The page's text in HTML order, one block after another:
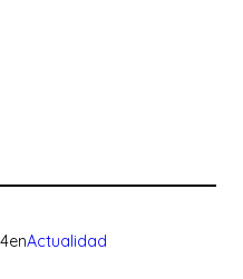
enActualidad